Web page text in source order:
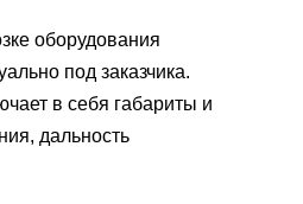
оборудования
под заказчика.
в себя габариты и
дальность